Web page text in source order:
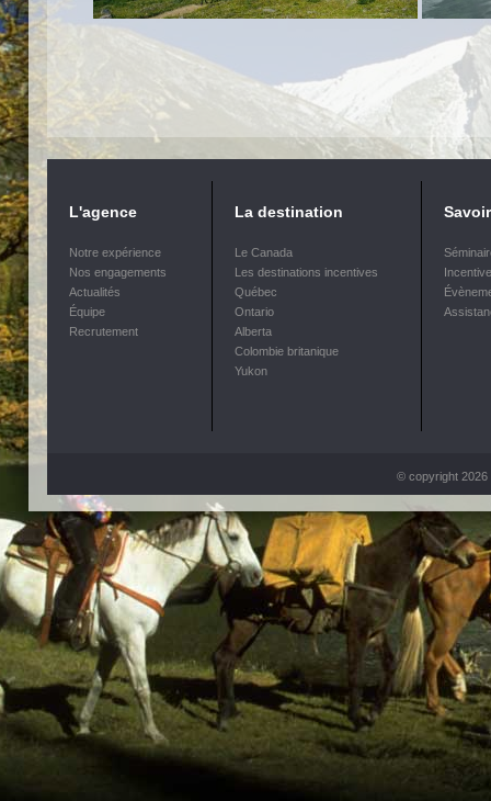
L'agence
Notre expérience
Nos engagements
Actualités
Équipe
Recrutement
La destination
Le Canada
Les destinations incentives
Québec
Ontario
Alberta
Colombie britanique
Yukon
Incentive
© copyright